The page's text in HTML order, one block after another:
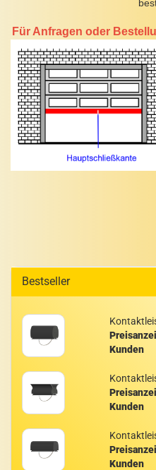
Für Anfragen oder
Bestseller
Kunden
Kunden
Kunden